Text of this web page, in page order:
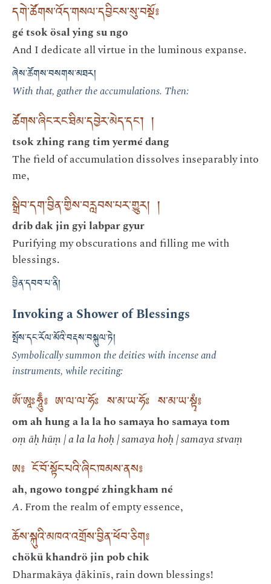
དགེ་ཚོགས་འོད་གསལ་དབྱིངས་སུ་བསྔོ༔
gé tsok ösal ying su ngo
And I dedicate all virtue in the luminous expanse.
ཞེས་ཚོགས་བསགས་མཐར།
With that, gather the accumulations. Then:
ཚོགས་ཞིང་རང་ཐིམ་དབྱེར་མེད་དང་། །
tsok zhing rang tim yermé dang
The field of accumulation dissolves inseparably into
me,
སྒྲིབ་དག་བྱིན་གྱིས་བརླབས་པར་གྱུར། །
drib dak jin gyi labpar gyur
Purifying my obscurations and filling me with
blessings.
བྱིན་དབབ་པ་ནི།
Invoking a Shower of Blessings
སྤོས་དང་རོལ་མོའི་བརྡས་བསྐུལ་ཏེ།
Symbolically summon the deities with incense and
instruments, while reciting:
ཨོཾ་ཨཱཿཧཱུྃ༔ ཨ་ལ་ལ་ཧོཿ ས་མ་ཡ་ཧོཿ ས་མ་ཡ་སྟྭཾ༔
om ah hung a la la ho samaya ho samaya tom
oṃ āḥ hūṃ | a la la hoḥ | samaya hoḥ | samaya stvaṃ
ཨ༔ ངོ་བོ་སྟོང་པའི་ཞིང་ཁམས་ནས༔
ah, ngowo tongpé zhingkham né
A. From the realm of empty essence,
ཆོས་སྐུའི་མཁའ་འགྲོས་བྱིན་ཕོབ་ཅིག༔
chökü khandrö jin pob chik
Dharmakāya ḍākinīs, rain down blessings!